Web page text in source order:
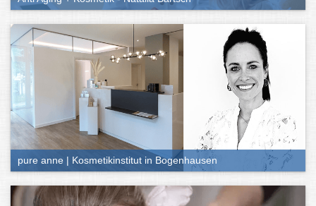
Wie oben schon angedeutet, ist das Angebotsspektrum in
Kosmetikstudios vielfältig. Zu den wichtigsten Treatments zählen:
Gesichtsbehandlungen
Ihr habt Probleme mit eurer Haut oder wollt ihr einfach nur eine
reichhaltige Pflege gönnen? Kosmetikstudios haben von der
Ausreinigung bis zu Anti-Aging-Behandlung so ziemlich alles im
Programm. Auch das Färben, Formen und Stylen von Wimpern
oder Augenbrauen oder ein schickes Make-up zählen dazu.
Haarentfernung
Möchtet ihr euch das häufige Rasieren sparen oder seid nicht
pure anne | Kosmetikinstitut in Bogenhausen